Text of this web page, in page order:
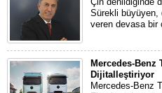
Sürekli büyüyen,
veren devasa bir
Mercedes-
Dijitalleştiriyor
Mercedes-Benz